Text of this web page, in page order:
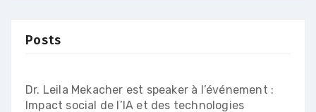
Posts
Dr. Leila Mekacher est speaker à l’événement :
Impact social de l’IA et des technologies